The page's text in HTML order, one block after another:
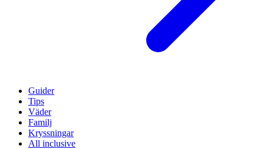
Guider
Tips
Väder
Familj
Kryssningar
All inclusive